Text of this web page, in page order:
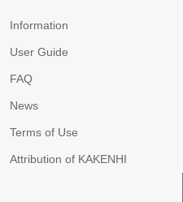
Information
User Guide
FAQ
News
Terms of Use
Attribution of KAKENHI